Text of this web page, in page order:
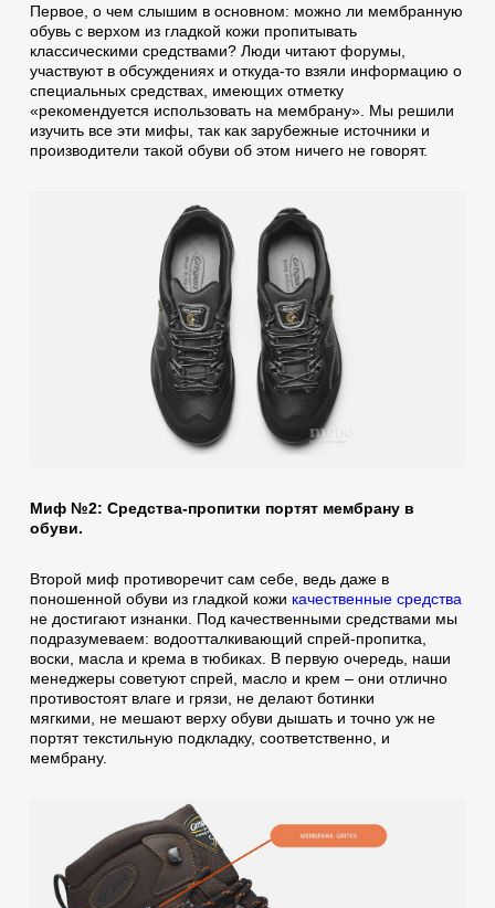
Первое, о чем слышим в основном: можно ли мембранную
обувь с верхом из гладкой кожи пропитывать
классическими средствами? Люди читают форумы,
участвуют в обсуждениях и откуда-то взяли информацию о
специальных средствах, имеющих отметку
«рекомендуется использовать на мембрану». Мы решили
изучить все эти мифы, так как зарубежные источники и
производители такой обуви об этом ничего не говорят.
Миф №2: Средства-пропитки портят мембрану в
обуви.
Второй миф противоречит сам себе, ведь даже в
поношенной обуви из гладкой кожи качественные средства
не достигают изнанки. Под качественными средствами мы
подразумеваем: водоотталкивающий спрей-пропитка,
воски, масла и крема в тюбиках. В первую очередь, наши
менеджеры советуют спрей, масло и крем – они отлично
противостоят влаге и грязи, не делают ботинки
мягкими, не мешают верху обуви дышать и точно уж не
портят текстильную подкладку, соответственно, и
мембрану.